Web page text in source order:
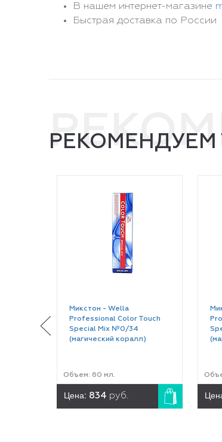
В нашем интернет-магазине
Быстрая доставка по России
РЕКОМЕНДУЕМ
Микстон - Wella
Professional Color Touch
Special Mix №0/34
(магический коралл)
Объем: 60 мл.
Цена: 834 руб.